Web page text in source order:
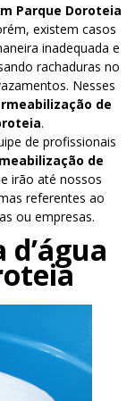
Parque Doroteia
existem casos
inadequada e
rachaduras no
Nesses
de
.
de profissionais
de
irão até nossos
referentes ao
ou empresas.